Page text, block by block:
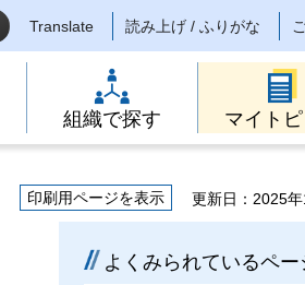
Translate 読み上げ / ふりがな
組織で探す マイト
印刷用ページを表示
更新日：2025
よくみられているペー